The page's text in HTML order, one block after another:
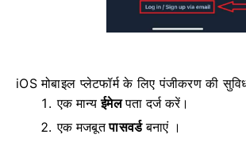
iOS मोबाइल प्लेटफॉर्म के लिए पंजीकरण की
एक मान्यईमेलपता दर्ज करें।
एक मजबूतपासवर्डबनाएं ।